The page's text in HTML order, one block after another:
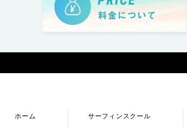
ホーム
サーフィンスクール